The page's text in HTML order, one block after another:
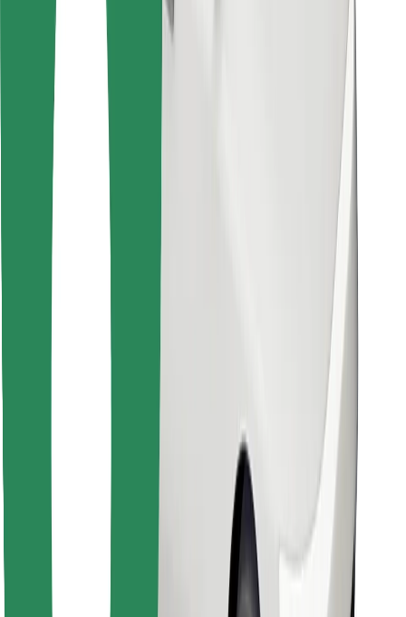
¡Conseguí un viaje en minutos!
Descargar la app de Bolt
Descargar la app de Bolt Food